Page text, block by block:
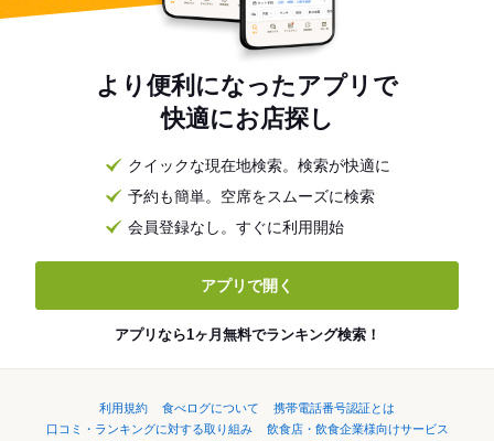
より便利になったアプリで
快適にお店探し
クイックな現在地検索。検索が快適に
予約も簡単。空席をスムーズに検索
会員登録なし。すぐに利用開始
アプリで開く
アプリなら1ヶ月無料でランキング検索！
利用規約 食べログについて
携帯電話番号認証とは
口コミ・ランキングに対する取り組み
飲食店・飲食企業様向けサービス